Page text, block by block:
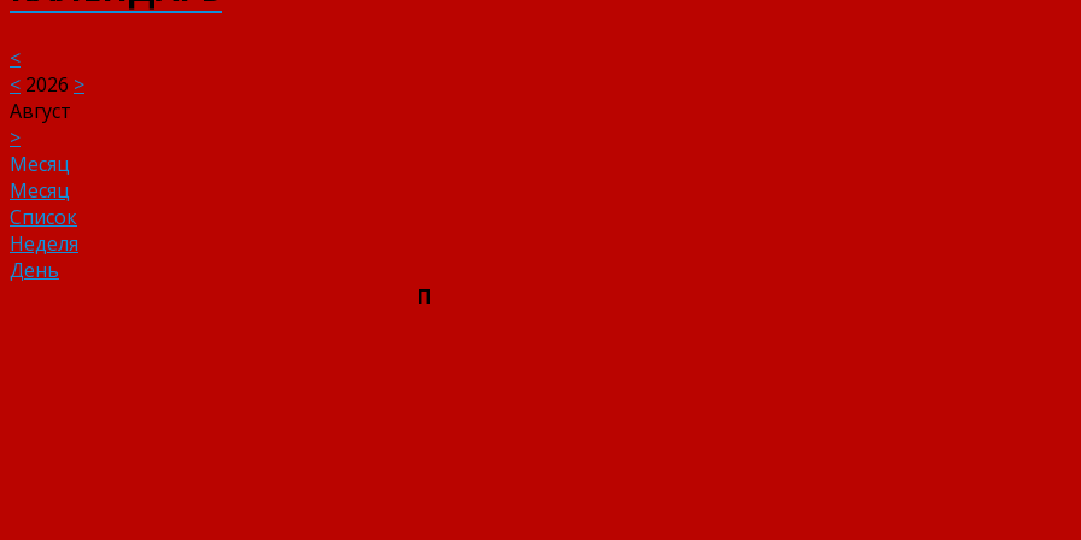
<
< 2026 >
Август
>
Месяц
Месяц
Список
Неделя
День
П